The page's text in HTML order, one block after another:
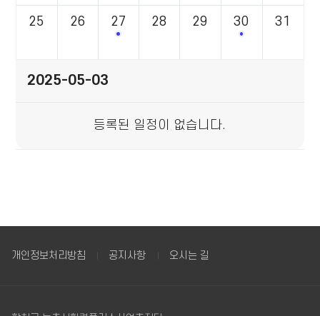
하
25 26 27
2025년 힐링 정원 아카데미 교육생
28 29 30
3기 힐링콘텐
31
2025-05-03
등록된 일정이 없습니다.
개인정보처리방침 공지사항 오시는 길